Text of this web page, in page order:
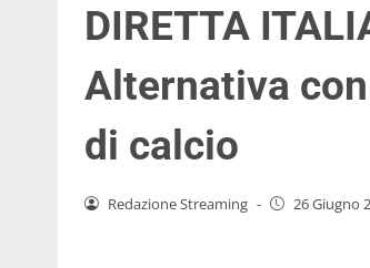
DIRETTA
Alternativa
di calcio
Redazione Streaming - 26 Giugno